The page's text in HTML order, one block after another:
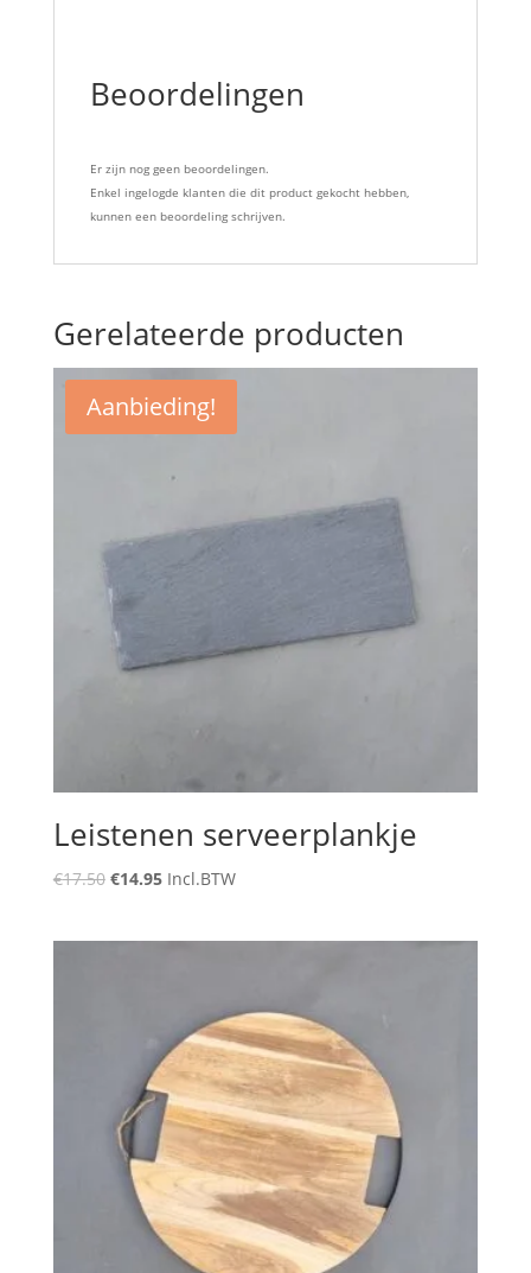
Beoordelingen
Er zijn nog geen beoordelingen.
Enkel ingelogde klanten die dit product gekocht hebben,
kunnen een beoordeling schrijven.
Gerelateerde producten
Aanbieding!
Leistenen serveerplankje
€17.50 Oorspronkelijke
€14.95Huidige
Incl.BTW